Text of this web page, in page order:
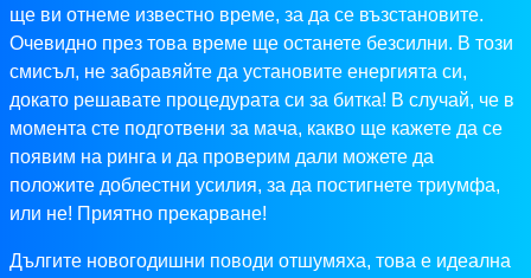
ще ви отнеме известно време, за да се възстановите.
Очевидно през това време ще останете безсилни. В този
смисъл, не забравяйте да установите енергията си,
докато решавате процедурата си за битка! В случай, че в
момента сте подготвени за мача, какво ще кажете да се
появим на ринга и да проверим дали можете да
положите доблестни усилия, за да постигнете триумфа,
или не! Приятно прекарване!
Дългите новогодишни поводи отшумяха, това е идеална